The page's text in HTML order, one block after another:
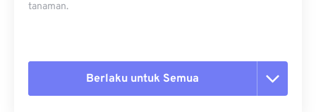
tanaman.
Berlaku untuk Semua